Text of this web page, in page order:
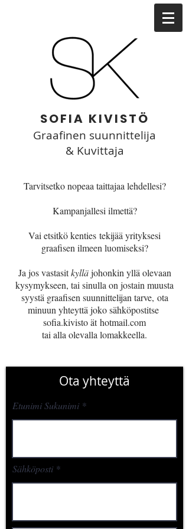
SOFIA KIVISTÖ
Graafinen suunnittelija
& Kuvittaja
Tarvitsetko nopeaa taittajaa lehdellesi?
Kampanjallesi ilmettä?
Vai etsitkö kenties tekijää yrityksesi
graafisen ilmeen luomiseksi?
Ja jos vastasitkylläjohonkin yllä olevaan
kysymykseen, tai sinulla on jostain muusta
syystä graafisen suunnittelijan tarve, ota
minuun yhteyttä joko sähköpostitse
sofia.kivisto ät hotmail.com
tai alla olevalla lomakkeella.
Ota yhteyttä
Etunimi Sukunimi
Sähköposti